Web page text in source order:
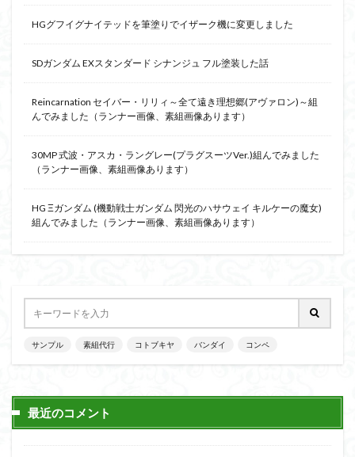
HGグフイグナイテッドを筆塗りでイザーク機に変更しました
SDガンダム EXスタンダード シナンジュ フル塗装した話
Reincarnation セイバー・リリィ～全て遠き理想郷(アヴァロン)～組
んでみました（ランナー画像、素組画像あります）
30MP 式波・アスカ・ラングレー(プラグスーツVer.)組んでみました
（ランナー画像、素組画像あります）
HG Ξガンダム (機動戦士ガンダム 閃光のハサウェイ キルケーの魔女)
組んでみました（ランナー画像、素組画像あります）
サンプル 素組代行 コトブキヤ バンダイ コンペ
最近のコメント